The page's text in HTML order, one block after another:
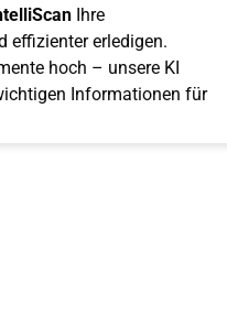
Ihre
effizienter erledigen.
hoch – unsere KI
Informationen für